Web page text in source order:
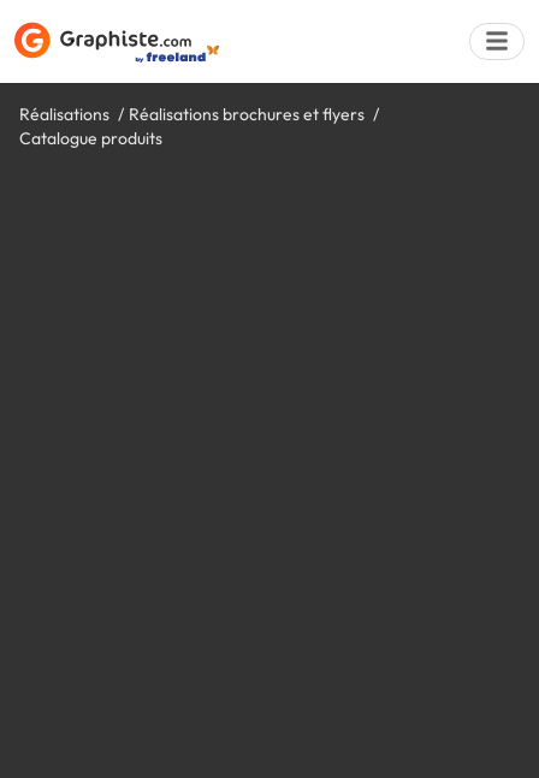
Réalisations
Réalisations brochures et flyers
Catalogue produits